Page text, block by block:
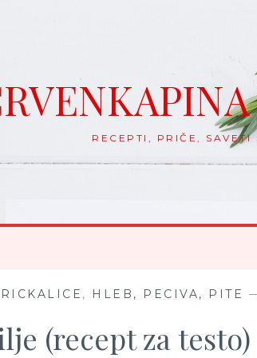
RECEPTI, PRIČE, SAVETI
, HLEB, PECIVA, PITE
(recept za testo)